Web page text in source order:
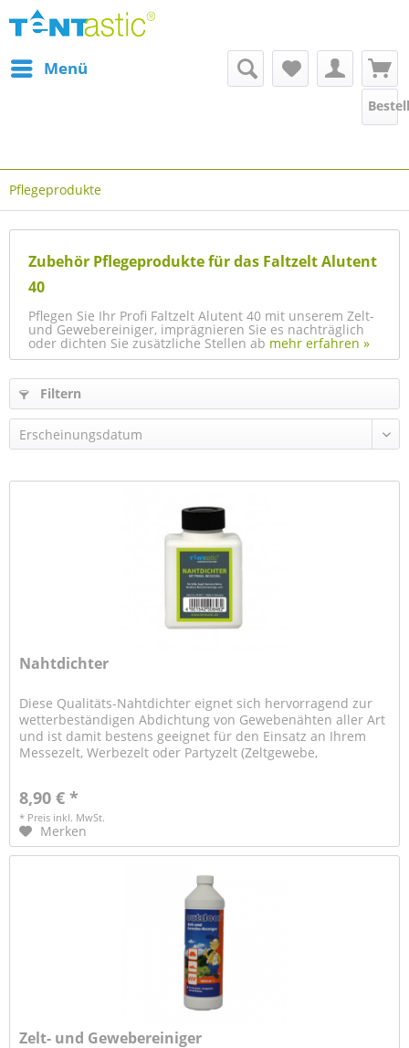
Menü
Pflegeprodukte
Zubehör Pflegeprodukte für das Faltzelt Alutent
40
Pflegen Sie Ihr Profi Faltzelt Alutent 40 mit unserem Zelt-
und Gewebereiniger, imprägnieren Sie es nachträglich
oder dichten Sie zusätzliche Stellen ab mehr erfahren »
Filtern
Nahtdichter
Diese Qualitäts-Nahtdichter eignet sich hervorragend zur
wetterbeständigen Abdichtung von Gewebenähten aller Art
und ist damit bestens geeignet für den Einsatz an Ihrem
Messezelt, Werbezelt oder Partyzelt (Zeltgewebe,
8,90 € *
* Preis inkl. MwSt.
Merken
Zelt- und Gewebereiniger